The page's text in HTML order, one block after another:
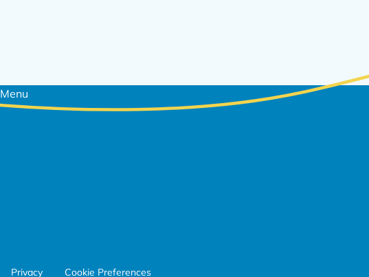
Footer
navigatie
Menu
Footer
Privacy Cookie Preferences